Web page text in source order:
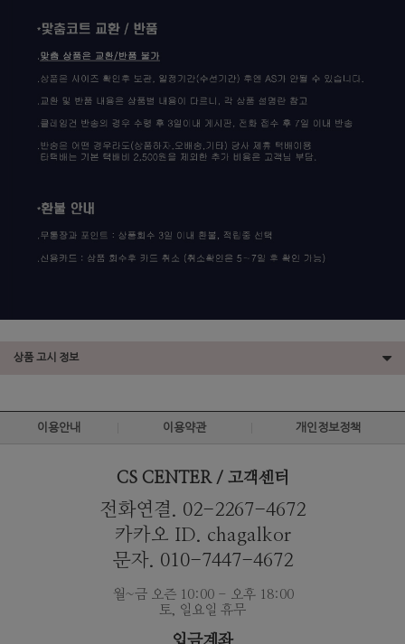
상품 고시 정보
이용안내 이용약관 개인정보정책
CS CENTER / 고객센터
전화연결. 02-2267-4672
카카오 ID. chagalkor
문자. 010-7447-4672
월~금 오즌 10:00 - 오후 18:00
토, 일요일 휴무